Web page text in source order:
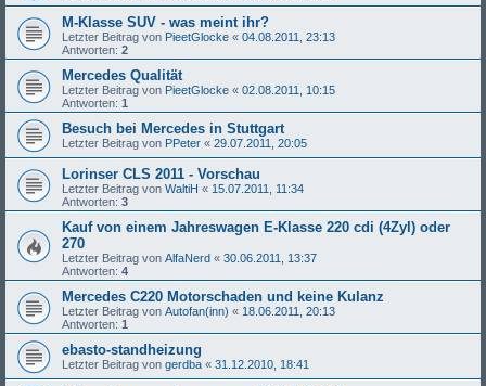
M-Klasse SUV - was meint ihr?
Letzter Beitrag von PieetGlocke « 04.08.2011, 23:13
Antworten: 2
Mercedes Qualität
Letzter Beitrag von PieetGlocke « 02.08.2011, 10:15
Antworten: 1
Besuch bei Mercedes in Stuttgart
Letzter Beitrag von PPeter « 29.07.2011, 20:05
Lorinser CLS 2011 - Vorschau
Letzter Beitrag von WaltiH « 15.07.2011, 11:34
Antworten: 3
Kauf von einem Jahreswagen E-Klasse 220 cdi (4Zyl) oder
270
Letzter Beitrag von AlfaNerd « 30.06.2011, 13:37
Antworten: 4
Mercedes C220 Motorschaden und keine Kulanz
Letzter Beitrag von Autofan(inn) « 18.06.2011, 20:13
Antworten: 1
ebasto-standheizung
Letzter Beitrag von gerdba « 31.12.2010, 18:41